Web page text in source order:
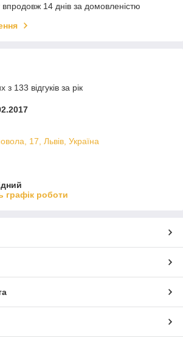
14 днів за домовленістю
133 відгуків за рік
17, Львів, Україна
графік роботи